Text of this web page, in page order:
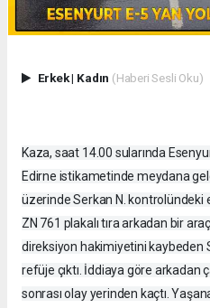
Erkek| Kadın (Haberi Sesli Oku)
Kaza, saat 14.00 sularında
Edirne istikametinde meydana
üzerinde Serkan N. kontrolündeki
ZN 761 plakalı tıra arkadan bir
direksiyon hakimiyetini kaybeden
refüje çıktı. İddiaya göre arkadan
sonrası olay yerinden kaçtı.